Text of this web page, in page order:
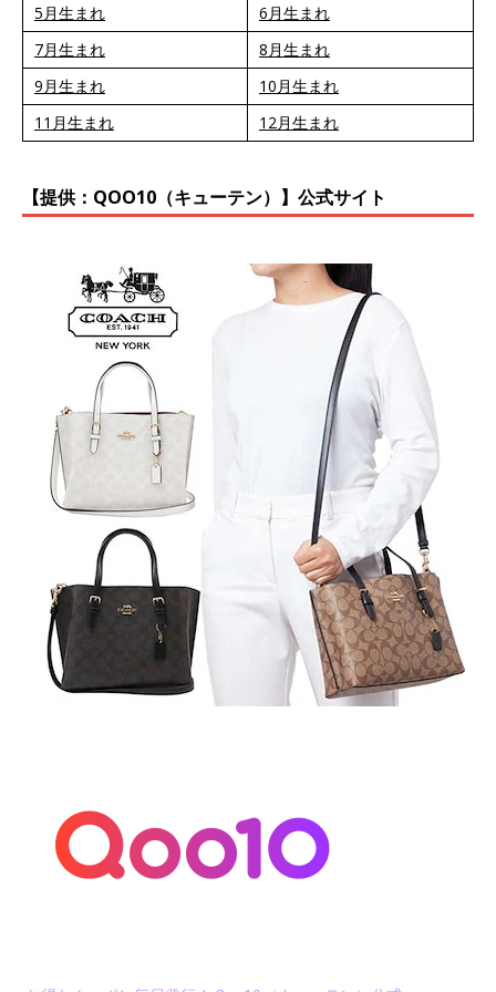
5月生まれ
6月生まれ
7月生まれ
8月生まれ
9月生まれ
10月生まれ
11月生まれ
12月生まれ
【提供：QOO10（キューテン）】公式サイト